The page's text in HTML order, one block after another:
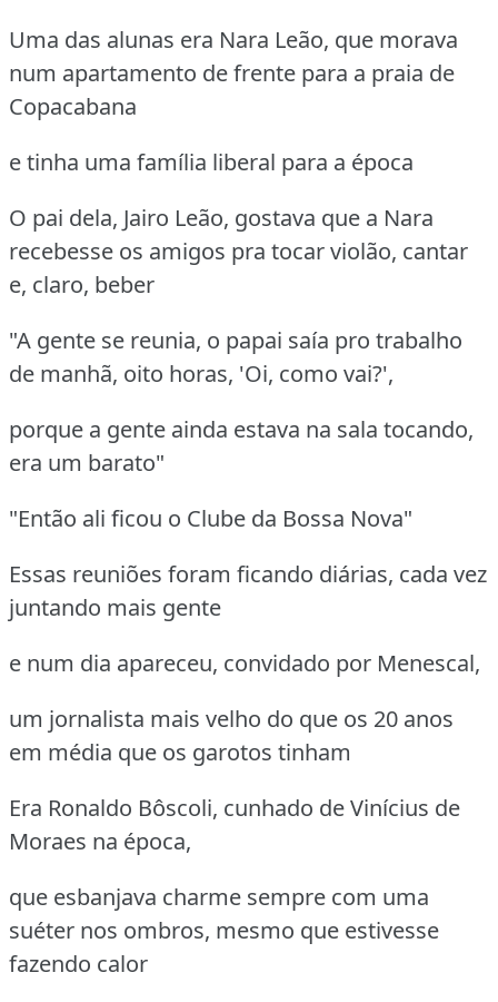
Uma das alunas era Nara Leão, que morava
num apartamento de frente para a praia de
Copacabana
e tinha uma família liberal para a época
O pai dela, Jairo Leão, gostava que a Nara
recebesse os amigos pra tocar violão, cantar
e, claro, beber
"A gente se reunia, o papai saía pro trabalho
de manhã, oito horas, 'Oi, como vai?',
porque a gente ainda estava na sala tocando,
era um barato"
"Então ali ficou o Clube da Bossa Nova"
Essas reuniões foram ficando diárias, cada vez
juntando mais gente
e num dia apareceu, convidado por Menescal,
um jornalista mais velho do que os 20 anos
em média que os garotos tinham
Era Ronaldo Bôscoli, cunhado de Vinícius de
Moraes na época,
que esbanjava charme sempre com uma
suéter nos ombros, mesmo que estivesse
fazendo calor